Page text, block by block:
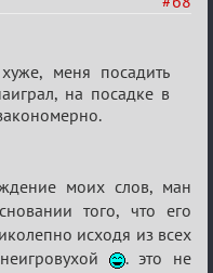
меня посадить
на посадке в
моих слов, ман
того, что его
исходя из всех
. это не